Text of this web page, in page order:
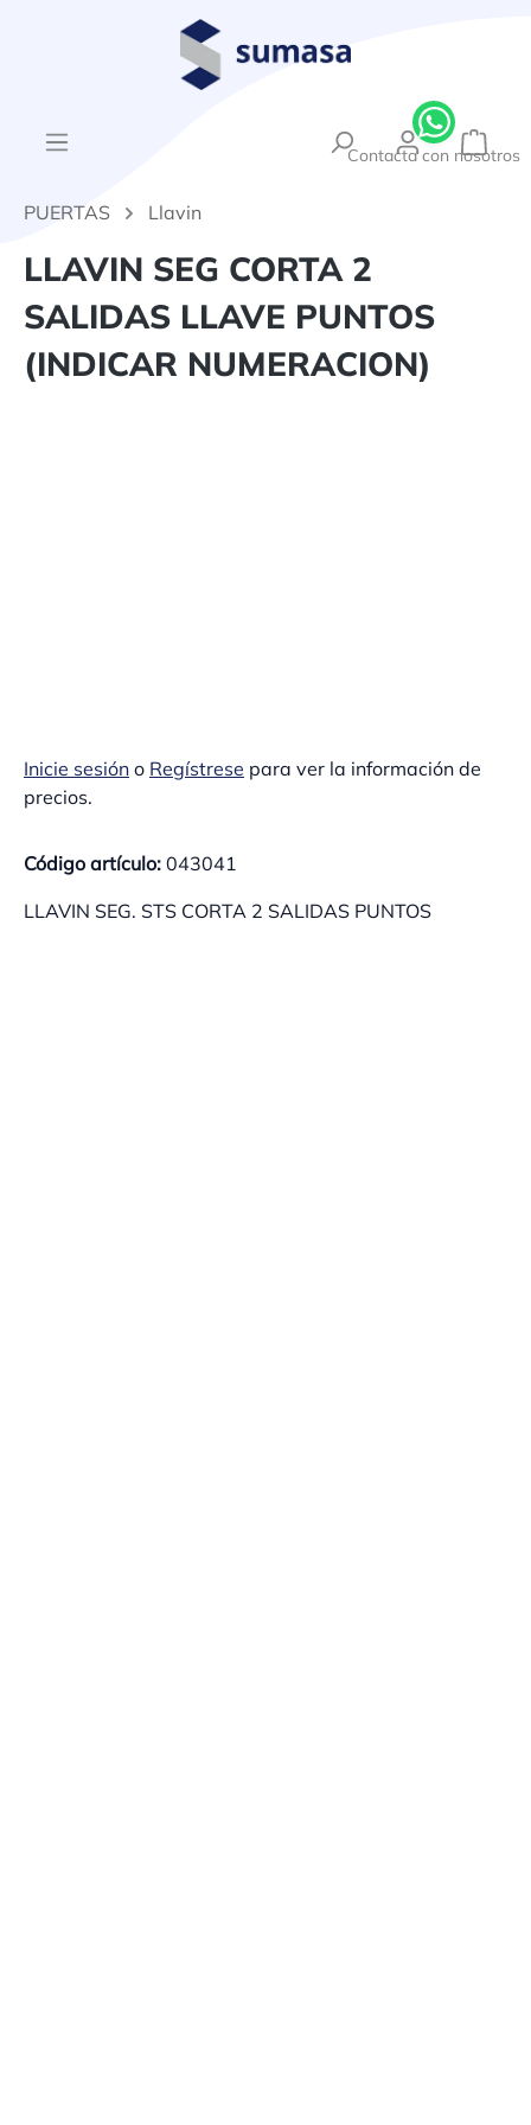
PUERTAS Llavin
LLAVIN SEG CORTA 2
SALIDAS LLAVE PUNTOS
(INDICAR NUMERACION)
Inicie sesión o Regístrese para ver la información de
precios.
Código artículo: 043041
LLAVIN SEG. STS CORTA 2 SALIDAS PUNTOS
Contacta con nosotros